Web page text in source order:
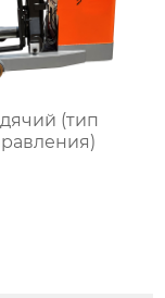
(тип